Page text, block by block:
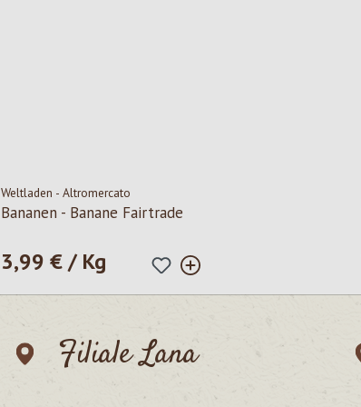
Weltladen - Altromercato
Bananen - Banane Fairtrade
Regulärer Preis:
3,99 € / Kg
Filiale Lana